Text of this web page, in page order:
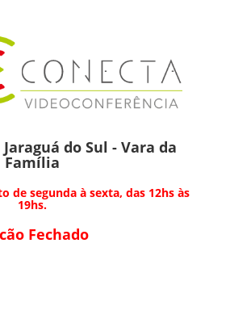
do Sul - Vara da
Família
de segunda à sexta, das 12hs às
19hs.
Fechado